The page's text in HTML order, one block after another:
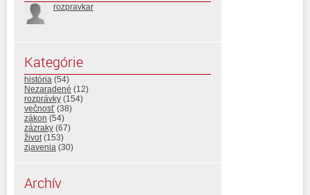
rozpravkar
Kategórie
história (54)
Nezaradené (12)
rozprávky (154)
večnosť (38)
zákon (54)
zázraky (67)
život(153)
zjavenia (30)
Archív